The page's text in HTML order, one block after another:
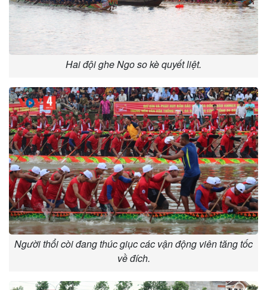
Hai đội ghe Ngo so kè quyết liệt.
Người thổi còi đang thúc giục các vận động viên tăng tốc
về đích.